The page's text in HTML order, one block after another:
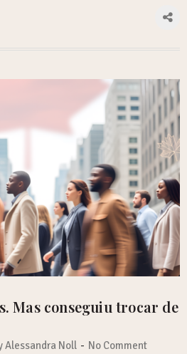
Mas conseguiu trocar de
Alessandra Noll - No Comment